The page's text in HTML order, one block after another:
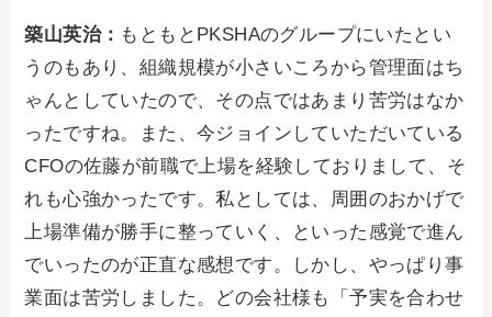
築山英治： もともとPKSHAのグループにいたとい
うのもあり、組織規模が小さいころから管理面はち
ゃんとしていたので、その点ではあまり苦労はなか
ったですね。また、今ジョインしていただいている
CFOの佐藤が前職で上場を経験しておりまして、そ
れも心強かったです。私としては、周囲のおかげで
上場準備が勝手に整っていく、といった感覚で進ん
でいったのが正直な感想です。しかし、やっぱり事
業面は苦労しました。どの会社様も「予実を合わせ